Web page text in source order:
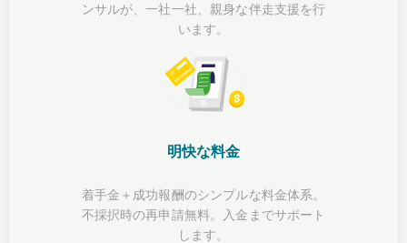
ンサルが、一社一社、親身な伴走支援を行
います。
明快な料金
着手金＋成功報酬のシンプルな料金体系。
不採択時の再申請無料。入金までサポート
します。